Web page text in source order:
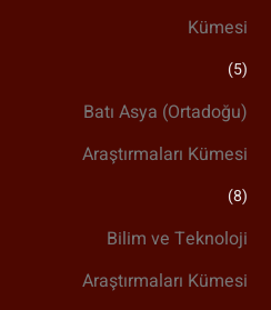
Kümesi
(5)
Batı Asya (Ortadoğu)
Araştırmaları Kümesi
(8)
Bilim ve Teknoloji
Araştırmaları Kümesi